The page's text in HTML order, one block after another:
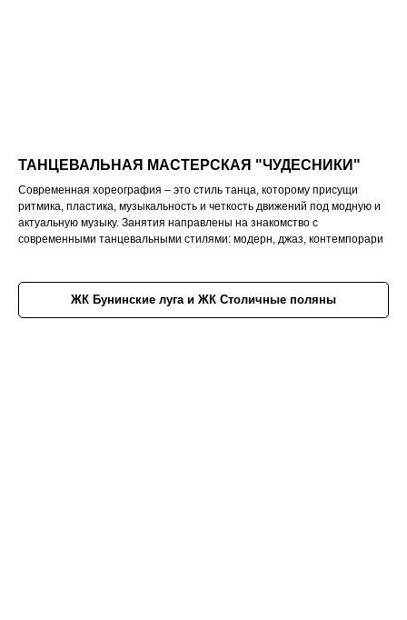
ТАНЦЕВАЛЬНАЯ МАСТЕРСКАЯ "ЧУДЕСНИКИ"
Современная хореография – это стиль танца, которому присущи
ритмика, пластика, музыкальность и четкость движений под модную и
актуальную музыку. Занятия направлены на знакомство с
современными танцевальными стилями: модерн, джаз, контемпорари
ЖК Бунинские луга и ЖК Столичные поляны